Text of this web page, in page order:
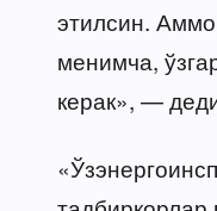
этилсин.
менимча,
керак», —